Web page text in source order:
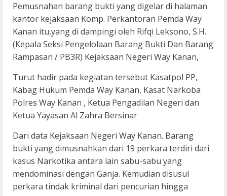
Pemusnahan barang bukti yang digelar di halaman
kantor kejaksaan Komp. Perkantoran Pemda Way
Kanan itu,yang di dampingi oleh Rifqi Leksono, S.H.
(Kepala Seksi Pengelolaan Barang Bukti Dan Barang
Rampasan / PB3R) Kejaksaan Negeri Way Kanan,
Turut hadir pada kegiatan tersebut Kasatpol PP,
Kabag Hukum Pemda Way Kanan, Kasat Narkoba
Polres Way Kanan , Ketua Pengadilan Negeri dan
Ketua Yayasan Al Zahra Bersinar
Dari data Kejaksaan Negeri Way Kanan. Barang
bukti yang dimusnahkan dari 19 perkara terdiri dari
kasus Narkotika antara lain sabu-sabu yang
mendominasi dengan Ganja. Kemudian disusul
perkara tindak kriminal dari pencurian hingga